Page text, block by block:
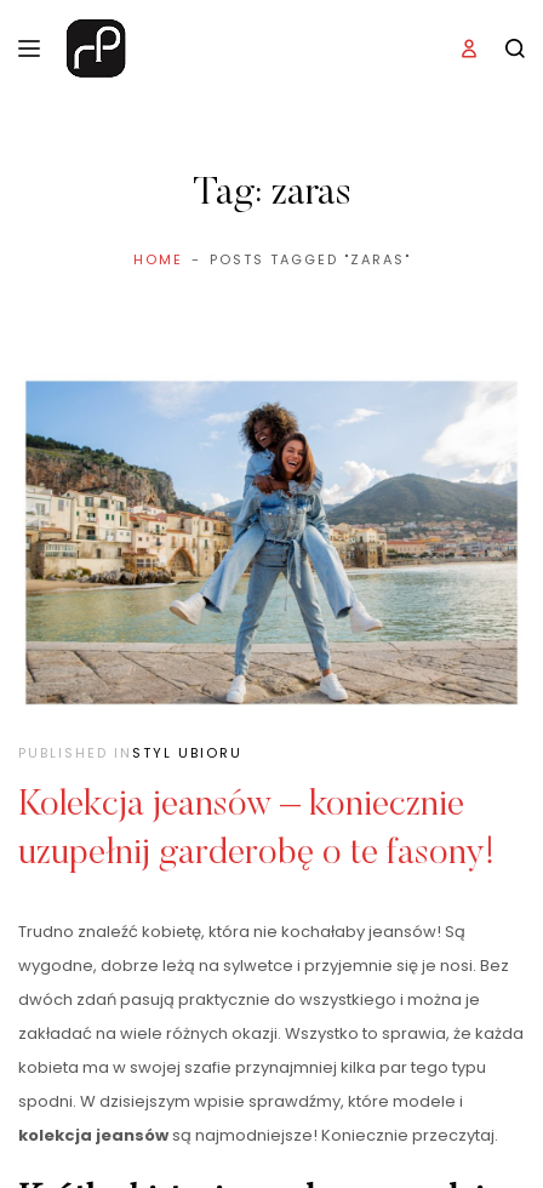
Tag: zaras
HOME POSTS TAGGED "ZARAS"
PUBLISHED IN STYL UBIORU
Kolekcja jeansów – koniecznie
uzupełnij garderobę o te fasony!
Trudno znaleźć kobietę, która nie kochałaby jeansów! Są
wygodne, dobrze leżą na sylwetce i przyjemnie się je nosi. Bez
dwóch zdań pasują praktycznie do wszystkiego i można je
zakładać na wiele różnych okazji. Wszystko to sprawia, że każda
kobieta ma w swojej szafie przynajmniej kilka par tego typu
spodni. W dzisiejszym wpisie sprawdźmy, które modele i
kolekcja jeansówsą najmodniejsze! Koniecznie przeczytaj.